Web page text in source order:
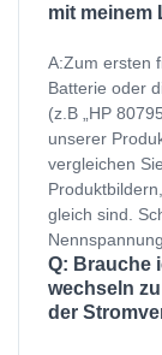
mit meinem
A:Zum ersten
Batterie oder
(z.B „HP
unserer
vergleichen
gleich sind.
Q: Brauche
wechseln
der